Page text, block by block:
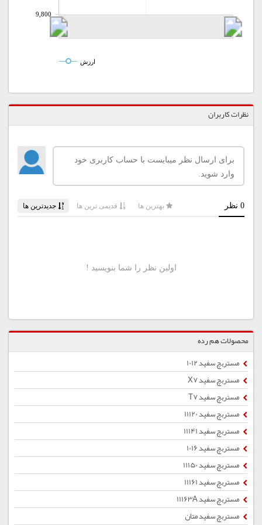
9,800
ارزش
نظرات کاربران
محصولات هم رده
مستربچ سفید 1012
مستربچ سفید X7
مستربچ سفید T7
مستربچ سفید 11120
مستربچ سفید 11141
مستربچ سفید 1016
مستربچ سفید 11150
مستربچ سفید 11161
مستربچ سفید 11163A
مستربچ سفید متان